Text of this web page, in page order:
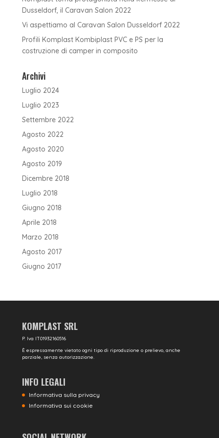
Dusseldorf, il Caravan Salon 2022
Vi aspettiamo al Caravan Salon Dusseldorf 2022
Profili Komplast Kombiplast PVC e PS per la
costruzione di camper in composito
Archivi
Luglio 2024
Luglio 2023
Settembre 2022
Agosto 2022
Agosto 2020
Agosto 2019
Dicembre 2018
Luglio 2018
Giugno 2018
Aprile 2018
Marzo 2018
Agosto 2017
Giugno 2017
KOMPLAST SRL
P. Iva IT01932160516
È espressamente vietato ogni tipo di riproduzione o prelievo, anche
parziale, senza autorizzazione.
INFO LEGALI
Informativa sulla privacy
Informativa sui cookie